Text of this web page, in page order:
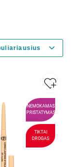
NEMOKAMAS
PRISTATYMAS
TIKTAI
DROGAS